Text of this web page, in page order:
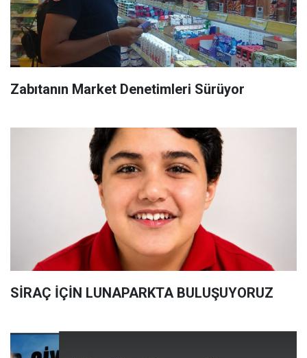
Zabıtanın Market Denetimleri Sürüyor
SİRAÇ İÇİN LUNAPARKTA BULUŞUYORUZ